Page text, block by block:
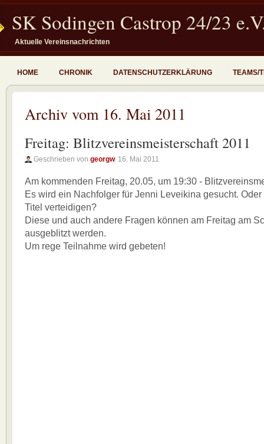
SK Sodingen Castrop 24/23
Aktuelle Vereinsnachrichten
HOME CHRONIK DATENSCHUTZERKLÄRUNG TEAMS/
Archiv vom 16. Mai 2011
Freitag: Blitzvereinsmeisterschaft 2011
Geschrieben von georgw 16. Mai 2011
Am kommenden Freitag, 20.05, um 19:30 -
Es wird ein Nachfolger für Jenni Leveikina gesucht.
Titel verteidigen?
Diese und auch andere Fragen können am Freitag am
ausgeblitzt werden.
Um rege Teilnahme wird gebeten!